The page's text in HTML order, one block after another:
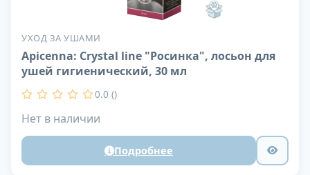
УХОД ЗА УШАМИ
Apicenna: Crystal line "Росинка", лосьон для
ушей гигиенический, 30 мл
0.0 ()
Нет в наличии
Подробнее